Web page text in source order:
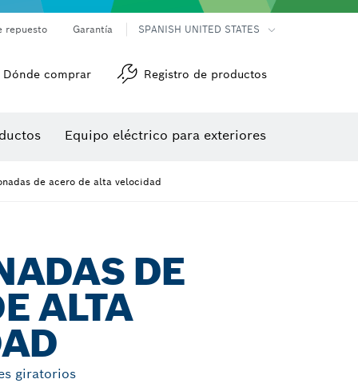
repuesto Garantía SPANISH UNITED STATES
Dónde comprar Registro de productos
Equipo eléctrico para exteriores
de acero de alta velocidad
DE
ALTA
giratorios